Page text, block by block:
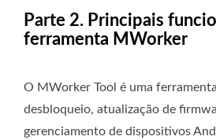
Parte 2. Principais
ferramenta MWorker
O MWorker Tool é uma
desbloqueio, atualização de
gerenciamento de dispositivos